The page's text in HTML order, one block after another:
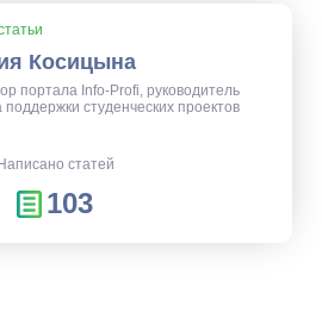
Косицына
портала Info-Profi, руководитель
поддержки студенческих проектов
Написано статей
103